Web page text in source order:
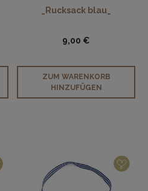
_Rucksack blau_
9,00 €
ZUM WARENKORB
HINZUFÜGEN